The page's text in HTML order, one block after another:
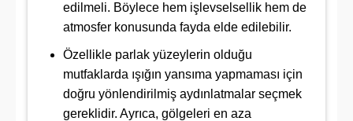
edilmeli. Böylece hem işlevselsellik hem de
atmosfer konusunda fayda elde edilebilir.
Özellikle parlak yüzeylerin olduğu
mutfaklarda ışığın yansıma yapmaması için
doğru yönlendirilmiş aydınlatmalar seçmek
gereklidir. Ayrıca, gölgeleri en aza